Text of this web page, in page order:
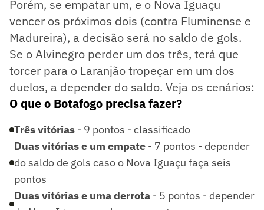
Porém, se empatar um, e o Nova Iguaçu
vencer os próximos dois (contra Fluminense e
Madureira), a decisão será no saldo de gols.
Se o Alvinegro perder um dos três, terá que
torcer para o Laranjão tropeçar em um dos
duelos, a depender do saldo. Veja os cenários:
O que o Botafogo precisa fazer?
Três vitórias - 9 pontos - classificado
Duas vitórias e um empate - 7 pontos - depender
do saldo de gols caso o Nova Iguaçu faça seis
pontos
Duas vitórias e uma derrota - 5 pontos - depender